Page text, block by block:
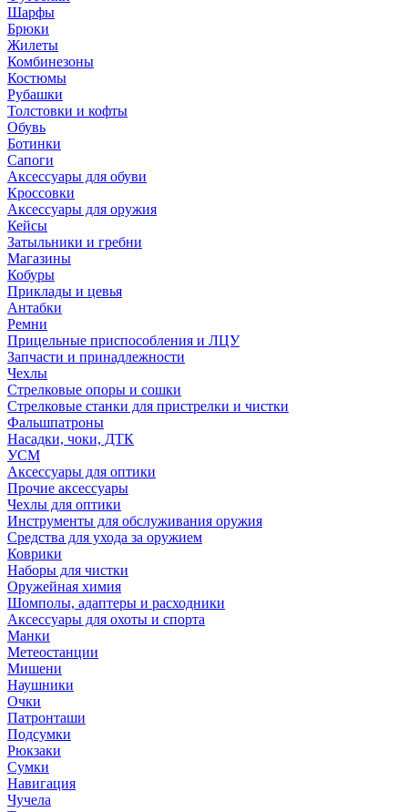
Шарфы
Брюки
Жилеты
Комбинезоны
Костюмы
Рубашки
Толстовки и кофты
Обувь
Ботинки
Сапоги
Аксессуары для обуви
Кроссовки
Аксессуары для оружия
Кейсы
Затыльники и гребни
Магазины
Кобуры
Приклады и цевья
Антабки
Ремни
Прицельные приспособления и ЛЦУ
Запчасти и принадлежности
Чехлы
Стрелковые опоры и сошки
Стрелковые станки для пристрелки и чистки
Фальшпатроны
Насадки, чоки, ДТК
УСМ
Аксессуары для оптики
Прочие аксессуары
Чехлы для оптики
Инструменты для обслуживания оружия
Средства для ухода за оружием
Коврики
Наборы для чистки
Оружейная химия
Шомполы, адаптеры и расходники
Аксессуары для охоты и спорта
Манки
Метеостанции
Мишени
Наушники
Очки
Патронташи
Подсумки
Рюкзаки
Сумки
Навигация
Чучела